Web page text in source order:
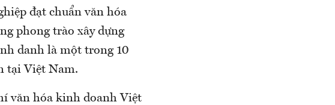
đạt chuẩn văn hóa
phong trào xây dựng
danh là một trong 10
tại Việt Nam.
văn hóa kinh doanh Việt